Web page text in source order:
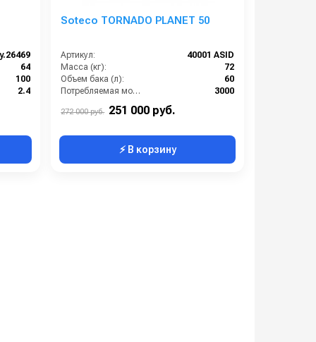
64
100
2.4
Soteco TORNADO PLANET 50
Артикул:
40001 ASID
Масса (кг):
72
Объем бака (л):
60
Потребляемая мощность (Вт):
3000
272 000 руб. 251 000 руб.
⚡ В корзину